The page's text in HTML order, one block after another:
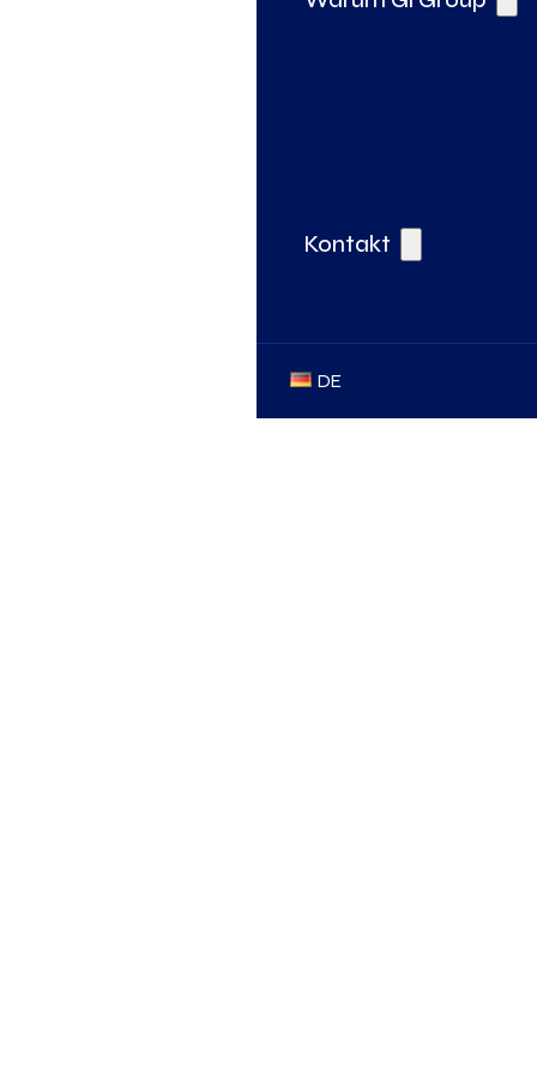
Kontakt
DE